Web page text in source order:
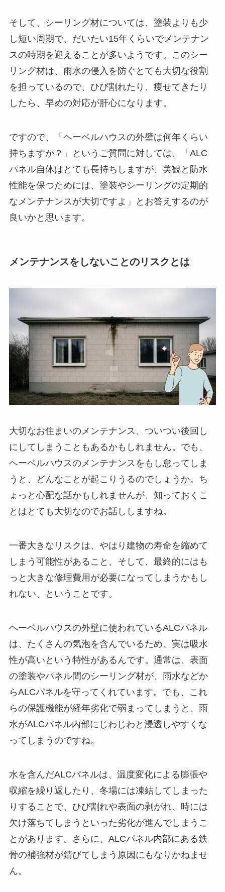
そして、シーリング材については、塗装よりも少
し短い周期で、だいたい15年くらいでメンテナン
スの時期を迎えることが多いようです。このシー
リング材は、雨水の侵入を防ぐとても大切な役割
を担っているので、ひび割れたり、痩せてきたり
したら、早めの対応が肝心になります。
ですので、「ヘーベルハウスの外壁は何年くらい
持ちますか？」というご質問に対しては、「ALC
パネル自体はとても長持ちしますが、美観と防水
性能を保つためには、塗装やシーリングの定期的
なメンテナンスが大切ですよ」とお答えするのが
良いかと思います。
メンテナンスをしないことのリスクとは
大切なお住まいのメンテナンス、ついつい後回し
にしてしまうこともあるかもしれません。でも、
ヘーベルハウスのメンテナンスをもし怠ってしま
うと、どんなことが起こりうるのでしょうか。ち
ょっと心配な話かもしれませんが、知っておくこ
とはとても大切なのでお話ししますね。
一番大きなリスクは、やはり建物の寿命を縮めて
しまう可能性があること、そして、最終的にはも
っと大きな修理費用が必要になってしまうかもし
れない、ということです。
ヘーベルハウスの外壁に使われているALCパネル
は、たくさんの気泡を含んでいるため、実は吸水
性が高いという特性があるんです。通常は、表面
の塗装やパネル間のシーリング材が、雨水などか
らALCパネルを守ってくれています。でも、これ
らの保護機能が経年劣化で弱まってしまうと、雨
水がALCパネル内部にじわじわと浸透しやすくな
ってしまうのですね。
水を含んだALCパネルは、温度変化による膨張や
収縮を繰り返したり、冬場には凍結してしまった
りすることで、ひび割れや表面の剥がれ、時には
欠け落ちてしまうといった劣化が進んでしまうこ
とがあります。さらに、ALCパネル内部にある鉄
骨の補強材が錆びてしまう原因にもなりかねませ
ん。